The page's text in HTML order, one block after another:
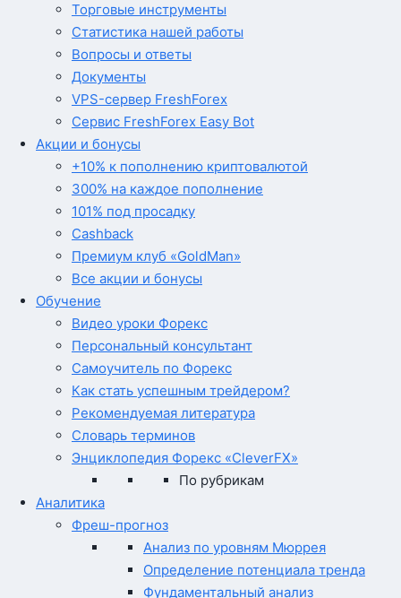
Торговые инструменты
Статистика нашей работы
Вопросы и ответы
Документы
VPS-сервер FreshForex
Сервис FreshForex Easy Bot
Акции и бонусы
+10% к пополнению криптовалютой
300% на каждое пополнение
101% под просадку
Cashback
Премиум клуб «GoldMan»
Все акции и бонусы
Обучение
Видео уроки Форекс
Персональный консультант
Самоучитель по Форекс
Как стать успешным трейдером?
Рекомендуемая литература
Словарь терминов
Энциклопедия Форекс «CleverFX»
По рубрикам
Аналитика
Фреш-прогноз
Анализ по уровням Мюррея
Определение потенциала тренда
Фундаментальный анализ